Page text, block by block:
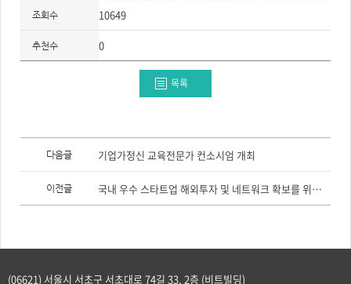
조회수 10649
추천수 0
목록
이
다
다음글 기업가정신 교육전문가 컨소시엄 개최
이전글 국내 우수 스타트업 해외투자 및 네트워크 확보를 위한 ‘글로벌스타트업경진대회(Get In The Ring)’ 한국예선 개최
(06621) 서울시 서초구 서초대로 74길 33, 2층 (비트빌딩)